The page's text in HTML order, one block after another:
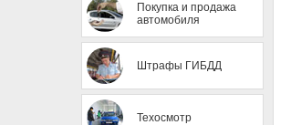
Покупка и продажа
автомобиля
Штрафы ГИБДД
Техосмотр